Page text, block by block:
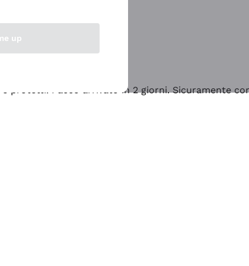
protetti. Pacco arrivato in 2 giorni. Sicuramente
up